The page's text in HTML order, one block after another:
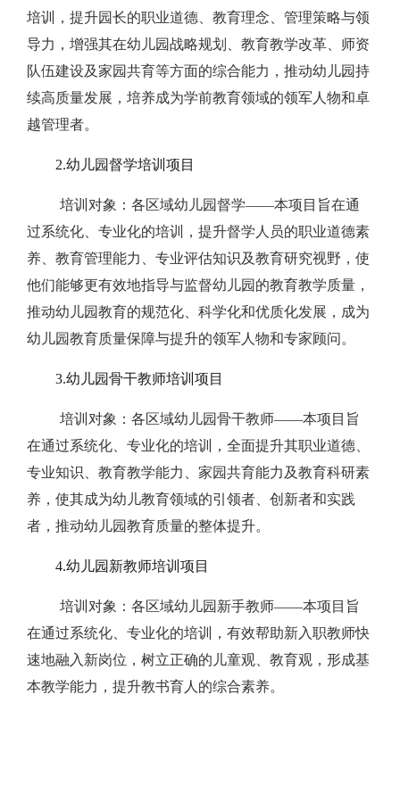
培训，提升园长的职业道德、教育理念、管理策略与领
导力，增强其在幼儿园战略规划、教育教学改革、师资
队伍建设及家园共育等方面的综合能力，推动幼儿园持
续高质量发展，培养成为学前教育领域的领军人物和卓
越管理者。
2.幼儿园督学培训项目
培训对象：各区域幼儿园督学——本项目旨在通
过系统化、专业化的培训，提升督学人员的职业道德素
养、教育管理能力、专业评估知识及教育研究视野，使
他们能够更有效地指导与监督幼儿园的教育教学质量，
推动幼儿园教育的规范化、科学化和优质化发展，成为
幼儿园教育质量保障与提升的领军人物和专家顾问。
3.幼儿园骨干教师培训项目
培训对象 ：各区域幼儿园骨干教师——本项目旨
在通过系统化、专业化的培训，全面提升其职业道德、
专业知识、教育教学能力、家园共育能力及教育科研素
养，使其成为幼儿教育领域的引领者、创新者和实践
者，推动幼儿园教育质量的整体提升。
4.幼儿园新教师培训项目
培训对象 ：各区域幼儿园新手教师——本项目旨
在通过系统化、专业化的培训，有效帮助新入职教师快
速地融入新岗位，树立正确的儿童观、教育观，形成基
本教学能力，提升教书育人的综合素养。